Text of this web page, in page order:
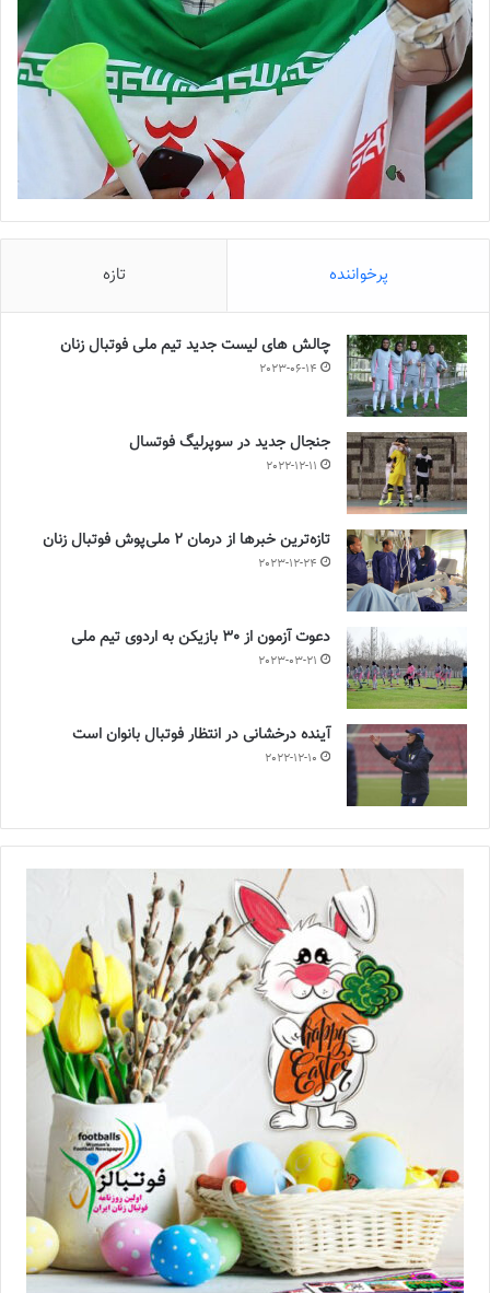
پرخواننده تازه
چالش هاى ليست جدید تيم ملى فوتبال زنان
2023-06-14
جنجال جدید در سوپرلیگ فوتسال
2022-12-11
تازه‌ترین خبرها از درمان ۲ ملی‌پوش فوتبال زنان
2023-12-24
دعوت آزمون از 30 بازیکن به اردوی تیم ملی
2023-03-21
آینده درخشانی در انتظار فوتبال بانوان است
2022-12-10